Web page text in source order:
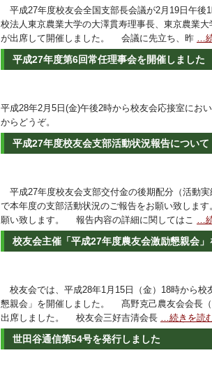
平成27年度校友会全国支部長会議が2月19日午後
校法人東京農業大学の大澤貫寿理事長、東京農業
が出席して開催しました。 会議に先立ち、昨 …
平成27年度第6回常任理事会を開催しました
平成28年2月5日(金)午後2時から校友会応接室にお
からどうぞ。
平成27年度校友会支部活動状況報告について
平成27年度校友会支部交付金の後期配分（活動
で本年度の支部活動状況のご報告をお願い致しま
願い致します。 報告内容の詳細に関してはこ …
校友会主催「平成27年度農友会激励懇親会」
校友会では、平成28年1月15日（金）18時から校
懇親会」を開催しました。 髙野克己農友会会長
出席しました。 校友会三好吉清会長 …続きを読
世田谷通信第54号を発行しました